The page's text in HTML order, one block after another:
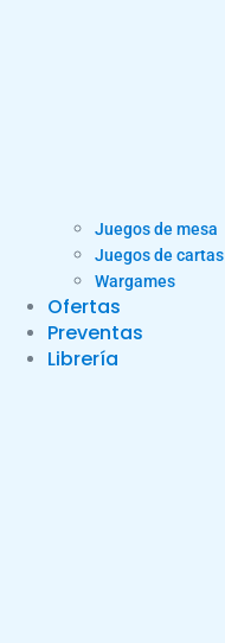
Juegos de mesa
Juegos de cartas
Wargames
Ofertas
Preventas
Librería